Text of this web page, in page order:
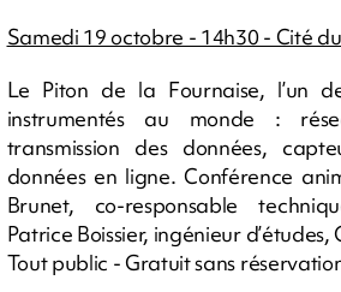
Samedi 19 octobre - 14h30 - Cité
Le Piton de la Fournaise, l’un
instrumentés au monde :
transmission des données,
données en ligne. Conférence
Brunet, co-responsable
Patrice Boissier, ingénieur d’études,
Tout public - Gratuit sans